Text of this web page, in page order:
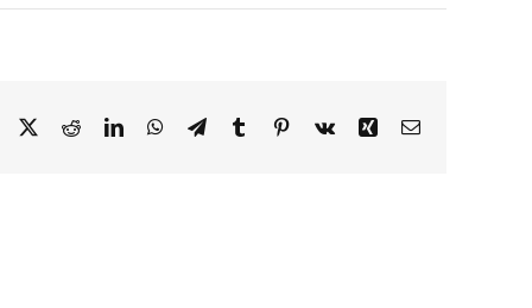
RedditLinkedInWhatsApp
TelegramTumblr PinterestVk Xing Correo